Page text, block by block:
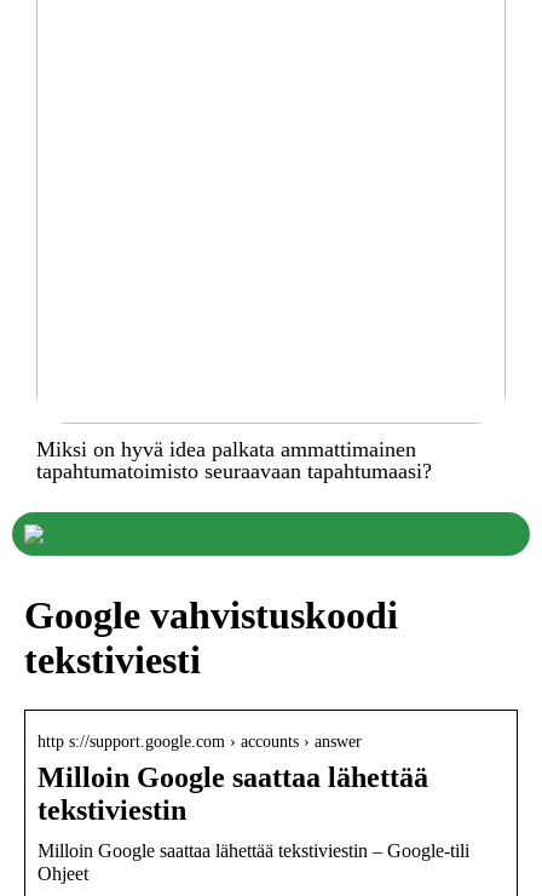
Miksi on hyvä idea palkata ammattimainen
tapahtumatoimisto seuraavaan tapahtumaasi?
Google vahvistuskoodi
tekstiviesti
http s://support.google.com › accounts › answer
Milloin Google saattaa lähettää
tekstiviestin
Milloin Google saattaa lähettää tekstiviestin – Google-tili
Ohjeet